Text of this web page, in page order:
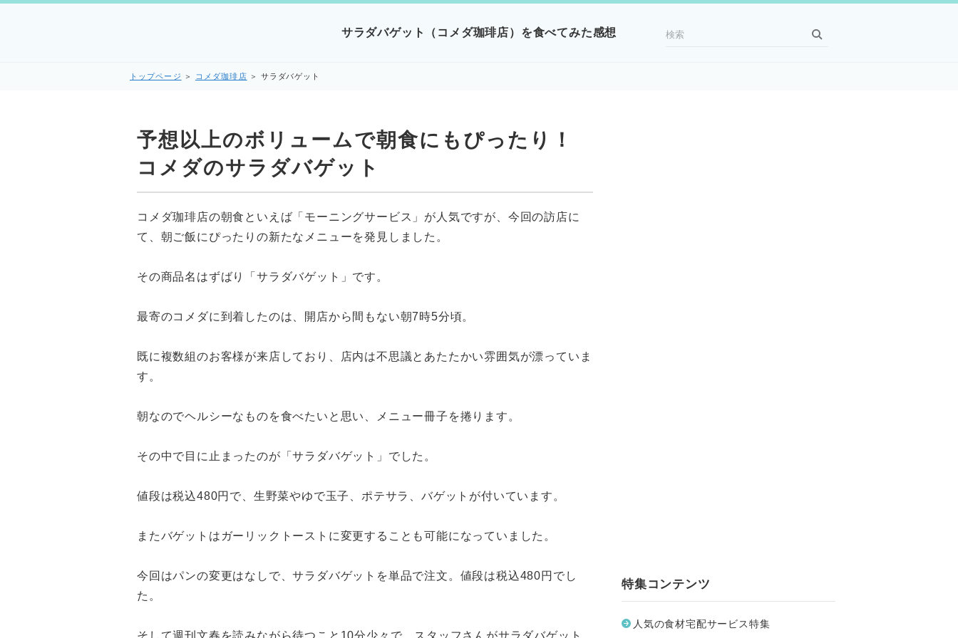
サラダバゲット（コメダ珈琲店）を食べてみた感想
トップページ ＞ コメダ珈琲店 ＞サラダバゲット
予想以上のボリュームで朝食にもぴったり！
コメダのサラダバゲット
コメダ珈琲店の朝食といえば「モーニングサービス」が人気ですが、今回の訪店に
て、朝ご飯にぴったりの新たなメニューを発見しました。
その商品名はずばり「サラダバゲット」です。
最寄のコメダに到着したのは、開店から間もない朝7時5分頃。
既に複数組のお客様が来店しており、店内は不思議とあたたかい雰囲気が漂っていま
す。
朝なのでヘルシーなものを食べたいと思い、メニュー冊子を捲ります。
その中で目に止まったのが「サラダバゲット」でした。
値段は税込480円で、生野菜やゆで玉子、ポテサラ、バゲットが付いています。
またバゲットはガーリックトーストに変更することも可能になっていました。
今回はパンの変更はなしで、サラダバゲットを単品で注文。値段は税込480円でし
た。
そして週刊文春を読みながら待つこと10分少々で、スタッフさんがサラダバゲット
特集コンテンツ
人気の食材宅配サービス特集